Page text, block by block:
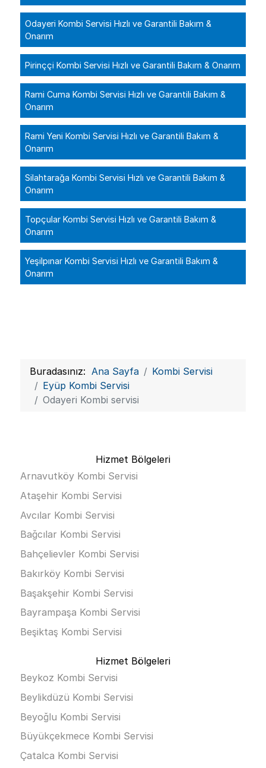
Odayeri Kombi Servisi Hızlı ve Garantili Bakım &
Onarım
Pirinççi Kombi Servisi Hızlı ve Garantili Bakım & Onarım
Rami Cuma Kombi Servisi Hızlı ve Garantili Bakım &
Onarım
Rami Yeni Kombi Servisi Hızlı ve Garantili Bakım &
Onarım
Silahtarağa Kombi Servisi Hızlı ve Garantili Bakım &
Onarım
Topçular Kombi Servisi Hızlı ve Garantili Bakım &
Onarım
Yeşilpınar Kombi Servisi Hızlı ve Garantili Bakım &
Onarım
Buradasınız: Ana Sayfa
Kombi Servisi
Eyüp Kombi Servisi
Odayeri Kombi servisi
Hizmet Bölgeleri
Arnavutköy Kombi Servisi
Ataşehir Kombi Servisi
Avcılar Kombi Servisi
Bağcılar Kombi Servisi
Bahçelievler Kombi Servisi
Bakırköy Kombi Servisi
Başakşehir Kombi Servisi
Bayrampaşa Kombi Servisi
Beşiktaş Kombi Servisi
Hizmet Bölgeleri
Beykoz Kombi Servisi
Beylikdüzü Kombi Servisi
Beyoğlu Kombi Servisi
Büyükçekmece Kombi Servisi
Çatalca Kombi Servisi